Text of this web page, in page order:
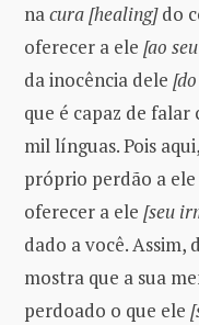
nacura [healing]do
oferecer a ele [ao
da inocência dele
que é capaz de
mil línguas. Pois aqui,
próprio perdão a ele
oferecer a ele [seu
dado a você. Assim,
mostra que a sua
perdoado o que ele